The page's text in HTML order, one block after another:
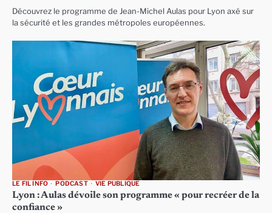
Découvrez le programme de Jean-Michel Aulas pour Lyon axé sur
la sécurité et les grandes métropoles européennes.
LE FIL INFO PODCAST VIE PUBLIQUE
Lyon : Aulas dévoile son programme « pour recréer de la
confiance »